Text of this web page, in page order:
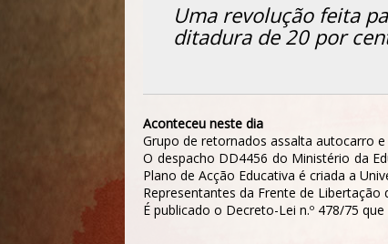
Uma revolução feita
ditadura de 20 por
Aconteceu neste dia
Grupo de retornados assalta autocarro
O despacho DD4456 do Ministério da
Plano de Acção Educativa é criada a
Representantes da Frente de
É publicado o Decreto-Lei n.º 478/75